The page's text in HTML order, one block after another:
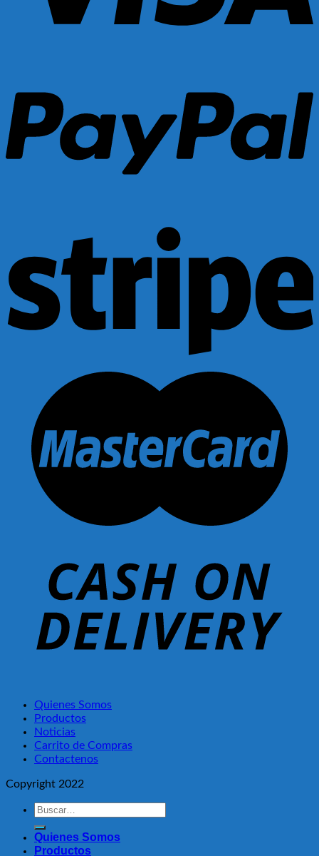
Quienes Somos
Productos
Noticias
Carrito de Compras
Contactenos
Copyright 2022
Buscar
Quienes Somos
Productos